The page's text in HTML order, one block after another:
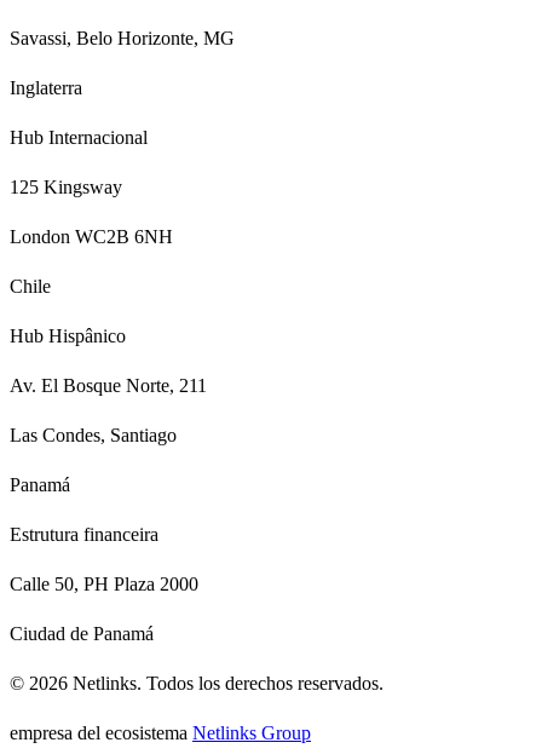
Savassi, Belo Horizonte, MG
Inglaterra
Hub Internacional
125 Kingsway
London WC2B 6NH
Chile
Hub Hispânico
Av. El Bosque Norte, 211
Las Condes, Santiago
Panamá
Estrutura financeira
Calle 50, PH Plaza 2000
Ciudad de Panamá
© 2026 Netlinks. Todos los derechos reservados.
empresa del ecosistema Netlinks Group